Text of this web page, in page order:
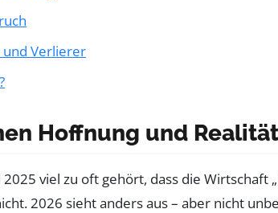
und Verlierer
Hoffnung und Realität
viel zu oft gehört, dass die Wirtschaft
2026 sieht anders aus – aber nicht